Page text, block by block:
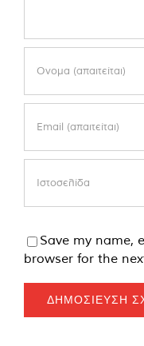
Save my name,
browser for the